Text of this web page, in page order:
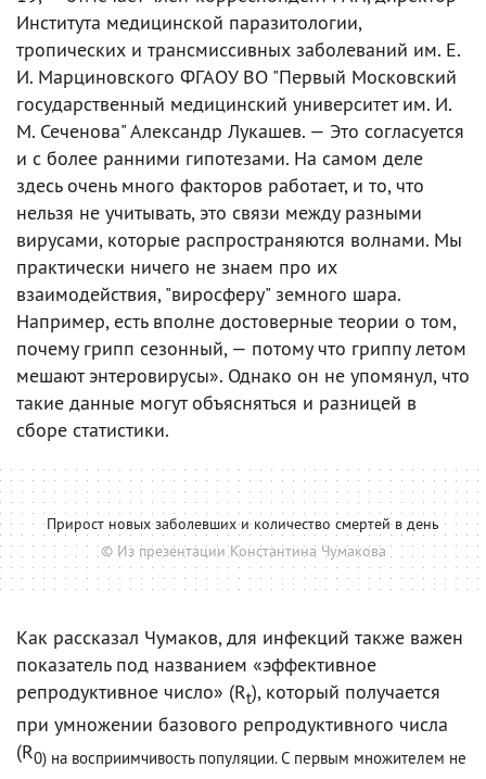
Института медицинской паразитологии,
тропических и трансмиссивных заболеваний им. Е.
И. Марциновского ФГАОУ ВО "Первый Московский
государственный медицинский университет им. И.
М. Сеченова" Александр Лукашев. — Это согласуется
и с более ранними гипотезами. На самом деле
здесь очень много факторов работает, и то, что
нельзя не учитывать, это связи между разными
вирусами, которые распространяются волнами. Мы
практически ничего не знаем про их
взаимодействия, "виросферу" земного шара.
Например, есть вполне достоверные теории о том,
почему грипп сезонный, — потому что гриппу летом
мешают энтеровирусы». Однако он не упомянул, что
такие данные могут объясняться и разницей в
сборе статистики.
Прирост новых заболевших и количество смертей в день
© Из презентации Константина Чумакова
Как рассказал Чумаков, для инфекций также важен
показатель под названием «эффективное
репродуктивное число» (Rt), который получается
при умножении базового репродуктивного числа
(R0) на восприимчивость популяции. С первым множителем не